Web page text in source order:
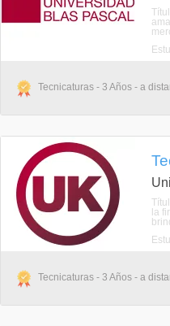
Tecnicaturas - 3 Años - a
la
Tecnicaturas - 3 Años - a